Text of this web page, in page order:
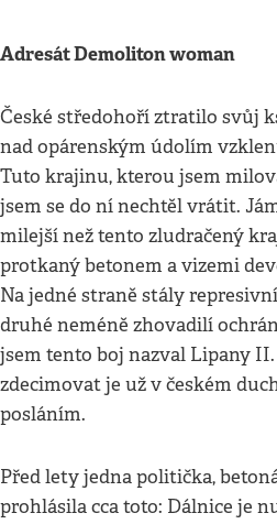
Adresát Demoliton woman
České středohoří ztratilo svůj
nad opárenským údolím
Tuto krajinu, kterou jsem
jsem se do ní nechtěl vrátit.
milejší než tento zludračený
protkaný betonem a vizemi
Na jedné straně stály
druhé neméně zhovadilí
jsem tento boj nazval Lipany II.
zdecimovat je už v českém
posláním.
Před lety jedna politička,
prohlásila cca toto: Dálnice je